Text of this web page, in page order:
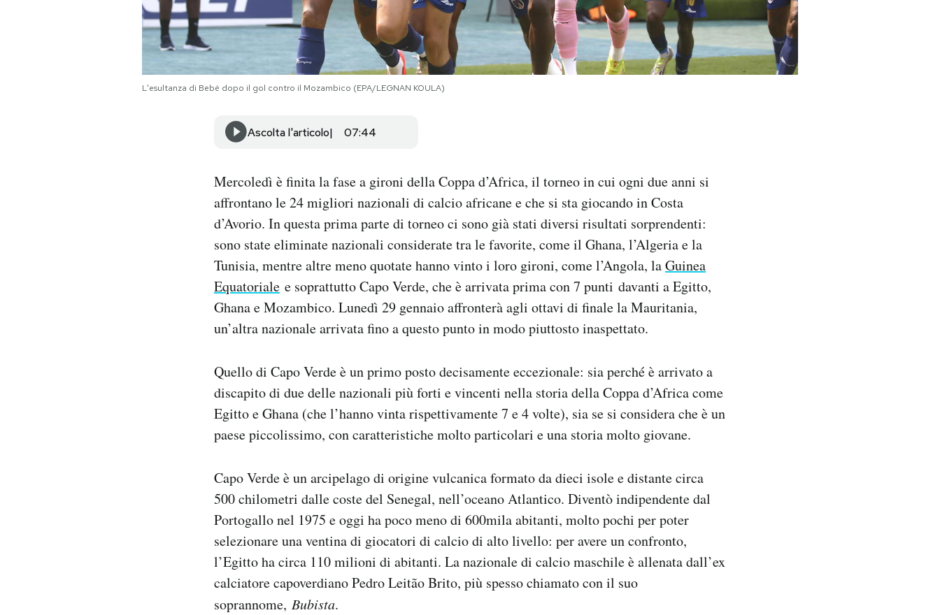
L'esultanza di Bebé dopo il gol contro il Mozambico (EPA/LEGNAN KOULA)
Ascolta l'articolo 07:44
Mercoledì è finita la fase a gironi della Coppa d’Africa, il torneo in cui ogni due anni si
affrontano le 24 migliori nazionali di calcio africane e che si sta giocando in Costa
d’Avorio. In questa prima parte di torneo ci sono già stati diversi risultati sorprendenti:
sono state eliminate nazionali considerate tra le favorite, come il Ghana, l’Algeria e la
Tunisia, mentre altre meno quotate hanno vinto i loro gironi, come l’Angola, laGuinea
Equatoriale e soprattutto Capo Verde, che è arrivata prima con 7 punti davanti a Egitto,
Ghana e Mozambico. Lunedì 29 gennaio affronterà agli ottavi di finale la Mauritania,
un’altra nazionale arrivata fino a questo punto in modo piuttosto inaspettato.
Quello di Capo Verde è un primo posto decisamente eccezionale: sia perché è arrivato a
discapito di due delle nazionali più forti e vincenti nella storia della Coppa d’Africa come
Egitto e Ghana (che l’hanno vinta rispettivamente 7 e 4 volte), sia se si considera che è un
paese piccolissimo, con caratteristiche molto particolari e una storia molto giovane.
Capo Verde è un arcipelago di origine vulcanica formato da dieci isole e distante circa
500 chilometri dalle coste del Senegal, nell’oceano Atlantico. Diventò indipendente dal
Portogallo nel 1975 e oggi ha poco meno di 600mila abitanti, molto pochi per poter
selezionare una ventina di giocatori di calcio di alto livello: per avere un confronto,
l’Egitto ha circa 110 milioni di abitanti. La nazionale di calcio maschile è allenata dall’ex
calciatore capoverdiano Pedro Leitão Brito, più spesso chiamato con il suo
soprannome, Bubista.